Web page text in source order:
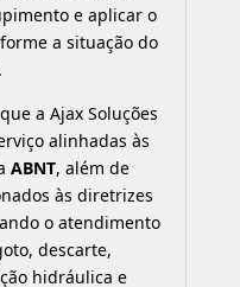
e aplicar o
a situação do
a Ajax Soluções
alinhadas às
ABNT, além de
às diretrizes
o atendimento
descarte,
hidráulica e